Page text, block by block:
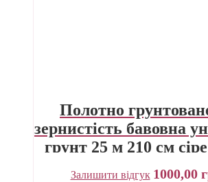
Полотно
зернистість бавовна
грунт 25 м 210 см
P.E.R. Belle Arti
Залишити відгук 1000,00